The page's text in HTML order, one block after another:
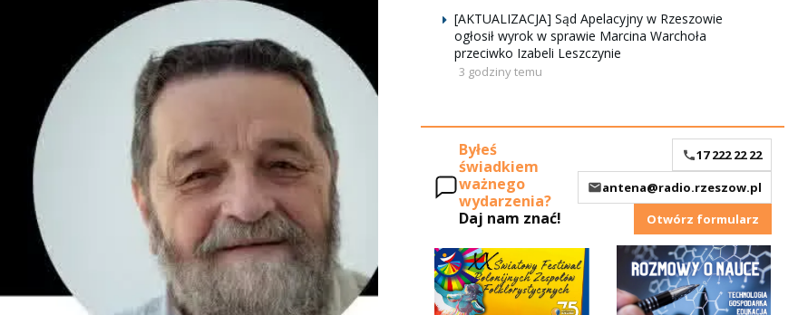
[AKTUALIZACJA] Sąd Apelacyjny w Rzeszowie
ogłosił wyrok w sprawie Marcina Warchoła
przeciwko Izabeli Leszczynie
3 godziny temu
Byłeś
świadkiem
ważnego
wydarzenia?
Daj nam znać!
17 222 22 22
antena@radio.rzeszow.pl
Otwórz formularz